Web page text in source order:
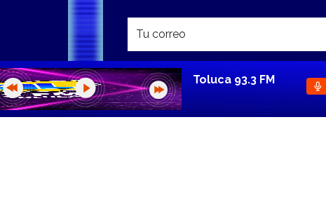
Toluca 93.3 FM